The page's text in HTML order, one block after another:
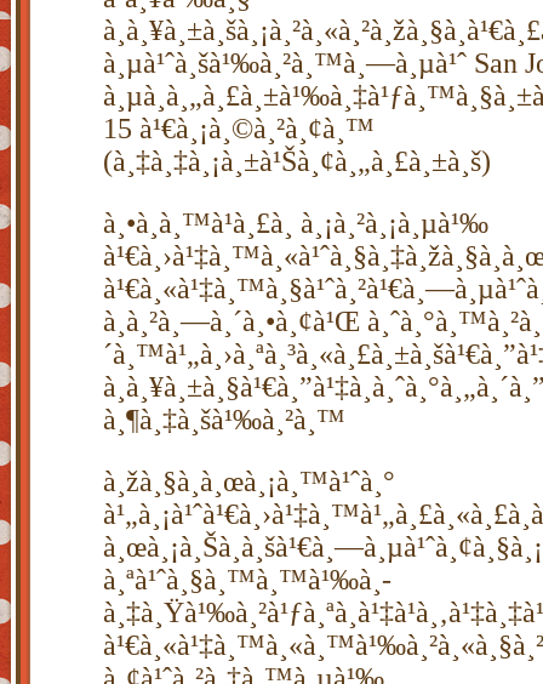
à¸µà¹ˆà¸šà¹‰à¸²à¸™à¸—à¸µà¹ˆ San
15 à¹€à¸¡à¸©à¸²à¸¢à¸™
(à¸‡à¸‡à¸¡à¸±à¹Šà¸¢à¸„à¸£à¸±à¸š)
à¸•à¸­à¸™à¹à¸£à¸ à¸¡à¸²à¸¡à¸µà¹‰
à¸­à¸²à¸—à¸´à¸•à¸¢à¹Œ
à¸¶à¸‡à¸šà¹‰à¸²à¸™
à¸žà¸§à¸à¸œà¸¡à¸™à¹ˆà¸°
à¸ªà¹ˆà¸§à¸™à¸™à¹‰à¸­